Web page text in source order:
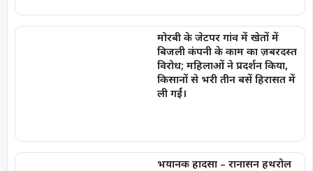
मोरबी के जेटपर गांव में खेतों में
बिजली कंपनी के काम का ज़बरदस्त
विरोध; महिलाओं ने प्रदर्शन किया,
किसानों से भरी तीन बसें हिरासत में
ली गईं।
भयानक हादसा – रानासन हथरोल